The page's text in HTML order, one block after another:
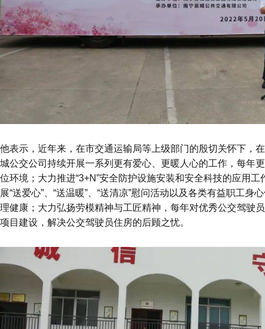
他表示， 近年来，在市交通运输局等上级部门的殷切关怀下，
城公交公司持续开展一系列更有爱心、更暖人心的工作，每年
位环境；大力推进“3+N”安全防护设施安装和安全科技的应用
展“送爱心”、“送温暖”、“送清凉”慰问活动以及各类有益职工
理健康；大力弘扬劳模精神与工匠精神，每年对优秀公交驾驶
项目建设，解决公交驾驶员住房的后顾之忧。